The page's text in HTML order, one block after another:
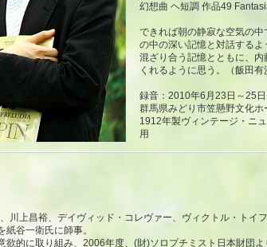
幻想曲 ヘ短調 作品49
できれば朝の静寂な空気の
の中の深い記憶と対話するよ
混ざり合う記憶とともに、
くれるように思う。（飯田有
録音：2010年6月23日～25
群馬県みどり市笠懸野文化
1912年製ヴィンテージ・ニ
用
川上昌裕、デイヴィッド・コレヴァー、ヴィクトル・トイ
谷一衛氏に師事。
欲的に取り組み、2006年度、(財)ソロプチミスト日本財団